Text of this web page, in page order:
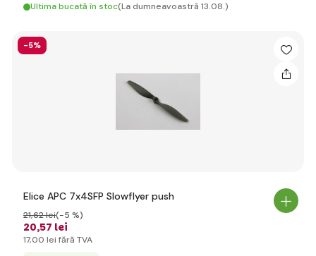
Ultima bucată în stoc(La dumneavoastră 13.08.)
-5%
Elice APC 7x4SFP Slowflyer push
20,57 lei
21,62 lei(-5 %)
17,00 lei fără TVA